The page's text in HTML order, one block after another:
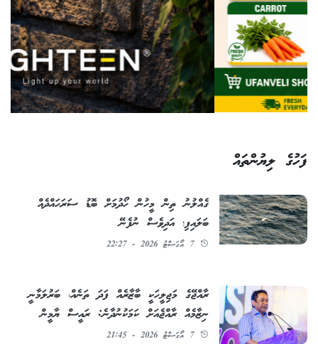
ފަހުގެ ލިޔުންތައް
ގެއްލުނު ތިން މީހުން ހޯދުމަށް ބޮޑު ސަރަހައްދެއް
ބަލައިފި؛ އަދިވެސް ނުފެނޭ
7 އޯގަސްޓު 2026 - 22:27
ރާއްޖޭގެ މަޖިލީހަކީ ބާޒާރެއް ފަދަ ތަނެއް، ބަރުލަމާނީ
ނިޒާމެއް ރާއްޖެއަށް ކަމަކުނުދާނެ: ރައީސް ޔާމީން
7 އޯގަސްޓު 2026 - 21:45